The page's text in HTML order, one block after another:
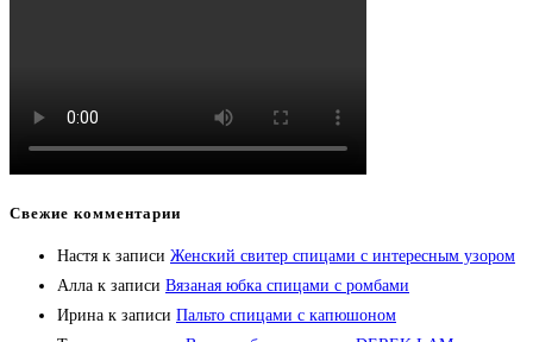
Свежие комментарии
Настя к записи Женский свитер спицами с интересным узором
Алла к записи Вязаная юбка спицами с ромбами
Ирина к записи Пальто спицами с капюшоном